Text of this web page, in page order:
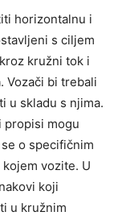
horizontalnu i
s ciljem
kružni tok i
Vozači bi trebali
u skladu s njima.
propisi mogu
o specifičnim
vozite. U
koji
u kružnim